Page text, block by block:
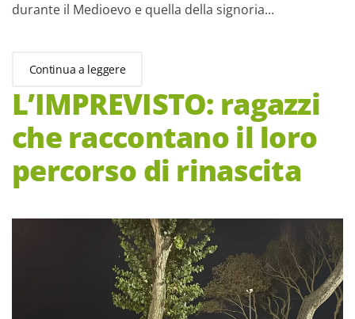
durante il Medioevo e quella della signoria...
Continua a leggere
L’IMPREVISTO: ragazzi
che raccontano il loro
percorso di rinascita